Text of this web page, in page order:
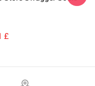
£